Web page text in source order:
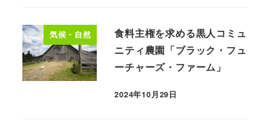
気候・自然
食料主権を求める黒人コミュ
ニティ農園「ブラック・フュ
ーチャーズ・ファーム」
2024年10月29日